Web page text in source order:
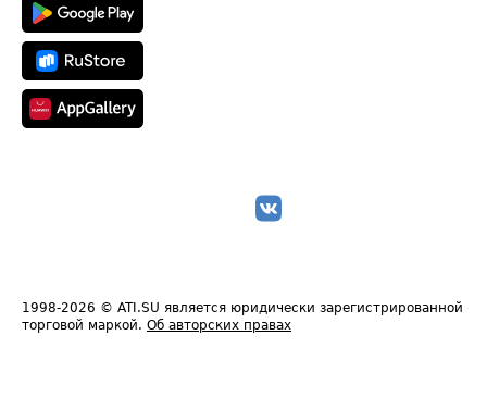
1998-2026 © ATI.SU является юридически зарегистрированной
торговой маркой. Об авторских правах